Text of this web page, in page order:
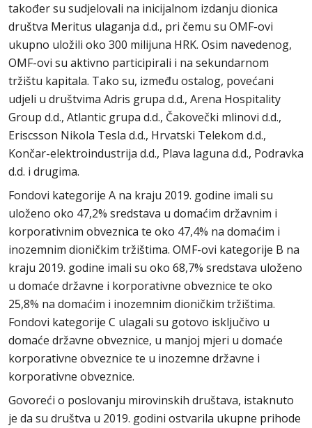
također su sudjelovali na inicijalnom izdanju dionica
društva Meritus ulaganja d.d., pri čemu su OMF-ovi
ukupno uložili oko 300 milijuna HRK. Osim navedenog,
OMF-ovi su aktivno participirali i na sekundarnom
tržištu kapitala. Tako su, između ostalog, povećani
udjeli u društvima Adris grupa d.d., Arena Hospitality
Group d.d., Atlantic grupa d.d., Čakovečki mlinovi d.d.,
Eriscsson Nikola Tesla d.d., Hrvatski Telekom d.d.,
Končar-elektroindustrija d.d., Plava laguna d.d., Podravka
d.d. i drugima.
Fondovi kategorije A na kraju 2019. godine imali su
uloženo oko 47,2% sredstava u domaćim državnim i
korporativnim obveznica te oko 47,4% na domaćim i
inozemnim dioničkim tržištima. OMF-ovi kategorije B na
kraju 2019. godine imali su oko 68,7% sredstava uloženo
u domaće državne i korporativne obveznice te oko
25,8% na domaćim i inozemnim dioničkim tržištima.
Fondovi kategorije C ulagali su gotovo isključivo u
domaće državne obveznice, u manjoj mjeri u domaće
korporativne obveznice te u inozemne državne i
korporativne obveznice.
Govoreći o poslovanju mirovinskih društava, istaknuto
je da su društva u 2019. godini ostvarila ukupne prihode